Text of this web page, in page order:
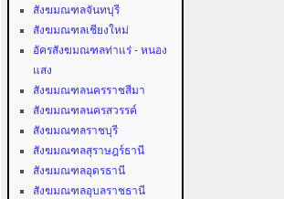
สังฆมณฑลจันทบุรี
สังฆมณฑลเชียงใหม่
อัครสังฆมณฑลท่าแร่ - หนอง
แสง
สังฆมณฑลนครราชสีมา
สังฆมณฑลนครสวรรค์
สังฆมณฑลราชบุรี
สังฆมณฑลสุราษฎร์ธานี
สังฆมณฑลอุดรธานี
สังฆมณฑลอุบลราชธานี